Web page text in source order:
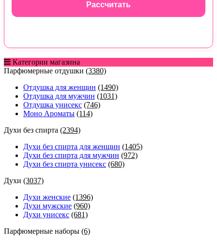
Рассчитать
Категории магазина
Парфюмерные отдушки (3380)
Отдушка для женщин (1490)
Отдушка для мужчин (1031)
Отдушка унисекс (746)
Моно Ароматы (114)
Духи без спирта (2394)
Духи без спирта для женщин (1405)
Духи без спирта для мужчин (972)
Духи без спирта унисекс (680)
Духи (3037)
Духи женские (1396)
Духи мужские (960)
Духи унисекс (681)
Парфюмерные наборы (6)